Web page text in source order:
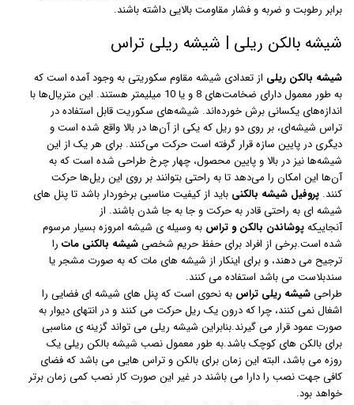
برابر رطوبت و ضربه و فشار مقاومت بالایی داشته باشند.
شیشه بالکن ریلی | شیشه ریلی تراس
شیشه بالکن ریلی از تعدادی شیشه مقاوم سکوریتی به وجود آمده است که
به طور معمول دارای ضخامت‌های 8 و یا 10 میلیمتر هستند. این متریال‌ها با
اندازه‌های یکسانی برش خورده‌اند. شیشه‌های سکوریت قابل استفاده در
تراس شیشه‌ای، بر روی دو ریل که یکی از آن‌ها در بالا واقع شده است و
دیگری در پایین سازه قرار گرفته است حرکت می‌کنند. برای هر یک از این
شیشه‌ها نیز در بالا و پایین محصول، چهار چرخ طراحی شده است که به
آن‌ها این امکان را می‌دهد تا به راحتی بتوانند بر روی این ریل‌ها حرکت
کنند. پروفیل شیشه بالکنی باید از کیفیت مناسبی برخوردار باشد تا پنل های
شیشه ای به راحتی قادر به حرکت و جا به جا شدن باشند. از
آنجاییکهپوشاندن بالکن و تراس به وسیله ی شیشه امروزه بسیار مرسوم
شده است.برخی از افراد برای حفظ حریم شخصیشیشه بالکنی مات را
ترجیح می دهند، و برای اینکار از شیشه های مات که به صورت مشجر یا
سندبلاست می باشد استفاده می کنند.
طراحیشیشه ریلی تراس به نحوی است که پنل های شیشه ای فضایی را
اشغال نمی کنند، چرا که درون یک ریل حرکت می کنند و در انتهای دیوار به
صورت عمود قرار می گیرند.بنابراین شیشه ریلی می تواند گزینه ی مناسبی
برای بالکن های کوچک باشد.به طور معمول نصب شیشه بالکن ریلی یک
روزه می باشد، البته این زمان برای بالکن و تراس هایی می باشد که فضای
کافی جهت نصب را دارا می باشند در غیر این صورت کار نصب کمی زمان برتر
خواهد بود.